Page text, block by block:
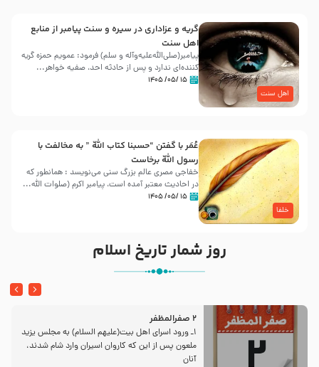
اهل سنت
گریه و عزاداری در سیره و سنت پیامبر از منابع
اهل سنت
پیامبر(صلی‌الله‌علیه‌وآله و سلم) فرمود: عمویم حمزه گریه
کننده‌ای ندارد و پس از حادثه احد، صفیه خواهر...
۱۵ /۰۵/ ۱۴۰۵
خلفا
عُمَر با گفتن “حسبنا كتاب اللّه ” به مخالفت با
رسول اللّه برخاست
خفاجی مصری عالم بزرگ سنی می‌نویسد : همانطور که
در احادیث معتبر آمده است، پیامبر اکرم (صلوات اللّه...
۱۵ /۰۵/ ۱۴۰۵
روز شمار تاریخ اسلام
2 صفرالمظفر
1ـ ورود اسراى اهل بیت‌(علیهم السلام) به مجلس یزید
ملعون پس از این كه كاروان اسیران وارد شام شدند،
آنان